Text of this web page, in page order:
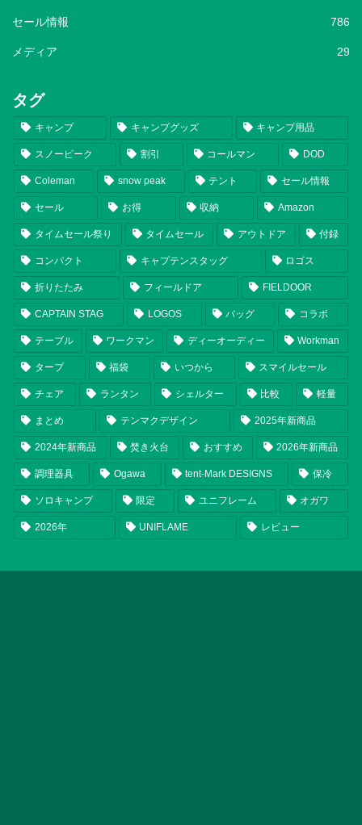
セール情報 786
メディア 29
タグ
キャンプ キャンプグッズ キャンプ用品
スノーピーク 割引 コールマン DOD
Coleman snow peak テント セール情報
セール お得 収納 Amazon
タイムセール祭り タイムセール アウトドア 付録
コンパクト キャプテンスタッグ ロゴス
折りたたみ フィールドア FIELDOOR
CAPTAIN STAG LOGOS バッグ コラボ
テーブル ワークマン ディーオーディー Workman
タープ 福袋 いつから スマイルセール
チェア ランタン シェルター 比較 軽量
まとめ テンマクデザイン 2025年新商品
2024年新商品 焚き火台 おすすめ 2026年新商品
調理器具 Ogawa tent-Mark DESIGNS 保冷
ソロキャンプ 限定 ユニフレーム オガワ
2026年 UNIFLAME レビュー